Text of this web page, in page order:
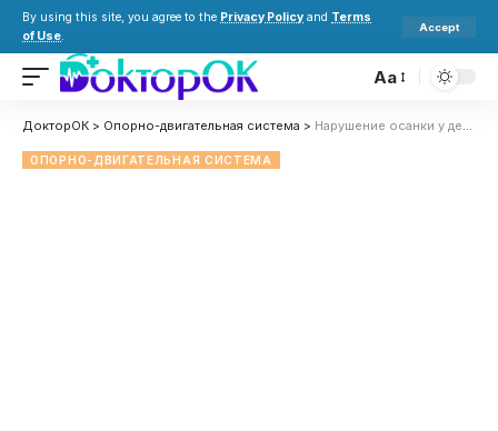
By using this site, you agree to the Privacy Policy and Terms
of Use.
Accept
Aa
ДокторОК > Опорно-двигательная система > Нарушение осанки у детей: причины, симптомы и профилактика
ОПОРНО-ДВИГАТЕЛЬНАЯ СИСТЕМА